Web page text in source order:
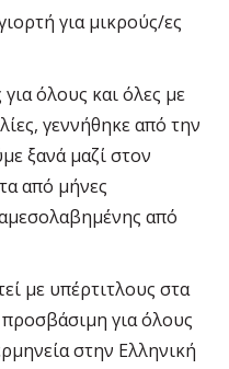
για μικρούς/ες
όλους και όλες με
γεννήθηκε από την
ξανά μαζί στον
από μήνες
από
με υπέρτιτλους στα
προσβάσιμη για όλους
στην Ελληνική